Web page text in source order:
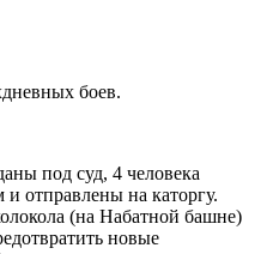
боев.
под суд, 4 человека
отправлены на каторгу.
(на Набатной башне)
новые